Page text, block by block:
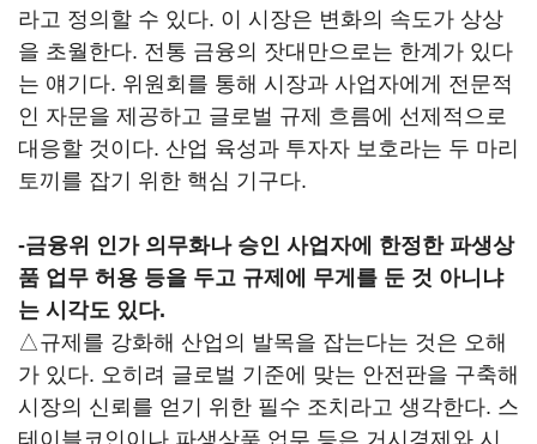
라고 정의할 수 있다. 이 시장은 변화의 속도가 상상
을 초월한다. 전통 금융의 잣대만으로는 한계가 있다
는 얘기다. 위원회를 통해 시장과 사업자에게 전문적
인 자문을 제공하고 글로벌 규제 흐름에 선제적으로
대응할 것이다. 산업 육성과 투자자 보호라는 두 마리
토끼를 잡기 위한 핵심 기구다.
-금융위 인가 의무화나 승인 사업자에 한정한 파생상
품 업무 허용 등을 두고 규제에 무게를 둔 것 아니냐
는 시각도 있다.
△규제를 강화해 산업의 발목을 잡는다는 것은 오해
가 있다. 오히려 글로벌 기준에 맞는 안전판을 구축해
시장의 신뢰를 얻기 위한 필수 조치라고 생각한다. 스
테이블코인이나 파생상품 업무 등은 거시경제와 시